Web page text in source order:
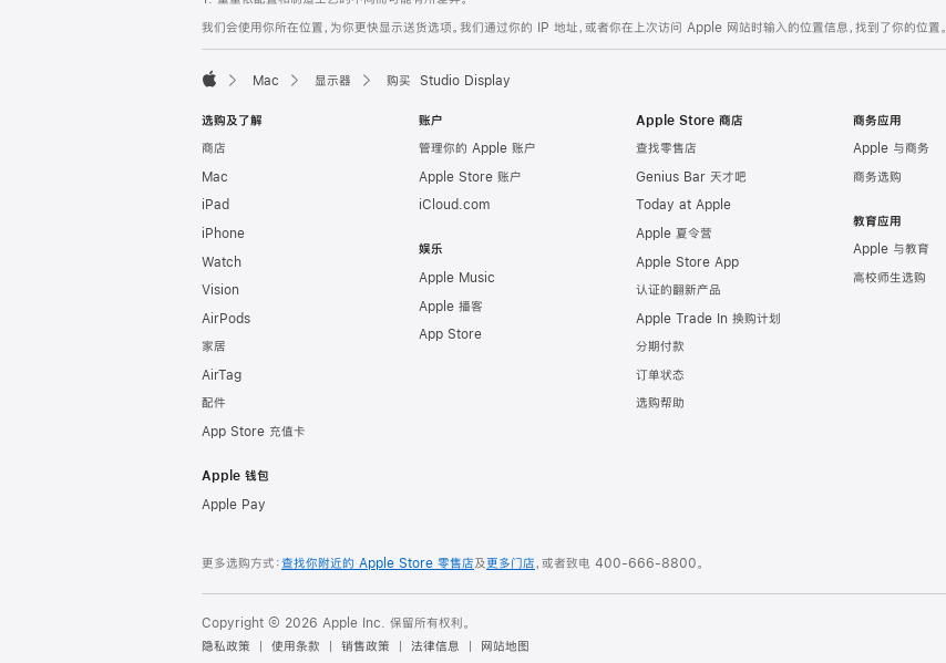
我们会使用你所在位置，为你更快显示送货选项。我们通过你的 IP 地址，或者你在上次访问 Apple 网站时输入的位置信息，找到了你的位置。
Mac 显示器 购买 Studio Display
选购及了解
商店
Mac
iPad
iPhone
Watch
Vision
AirPods
家居
AirTag
配件
App Store 充值卡
Apple 钱包
Apple Pay
账户
管理你的 Apple 账户
Apple Store 账户
iCloud.com
娱乐
Apple Music
Apple 播客
App Store
Apple Store 商店
查找零售店
Genius Bar 天才吧
Today at Apple
Apple 夏令营
Apple Store App
认证的翻新产品
Apple Trade In 换购计划
分期付款
订单状态
选购帮助
商务应用
Apple 与商务
商务选购
教育应用
Apple 与教育
高校师生选购
更多选购方式：查找你附近的 Apple Store 零售店及更多门店，或者致电 400-666-8800。
Copyright © 2026 Apple Inc. 保留所有权利。
隐私政策
使用条款 销售政策 法律信息 网站地图